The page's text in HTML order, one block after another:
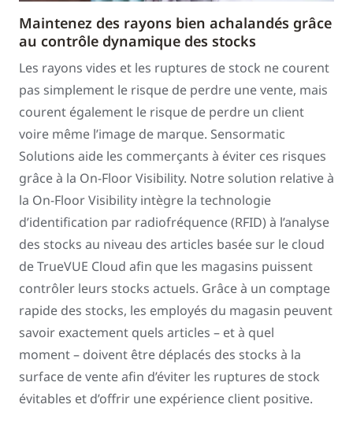
Maintenez des rayons bien achalandés grâce
au contrôle dynamique des stocks
Les rayons vides et les ruptures de stock ne courent
pas simplement le risque de perdre une vente, mais
courent également le risque de perdre un client
voire même l’image de marque. Sensormatic
Solutions aide les commerçants à éviter ces risques
grâce à la On-Floor Visibility. Notre solution relative à
la On-Floor Visibility intègre la technologie
d’identification par radiofréquence (RFID) à l’analyse
des stocks au niveau des articles basée sur le cloud
de TrueVUE Cloud afin que les magasins puissent
contrôler leurs stocks actuels. Grâce à un comptage
rapide des stocks, les employés du magasin peuvent
savoir exactement quels articles – et à quel
moment – doivent être déplacés des stocks à la
surface de vente afin d’éviter les ruptures de stock
évitables et d’offrir une expérience client positive.